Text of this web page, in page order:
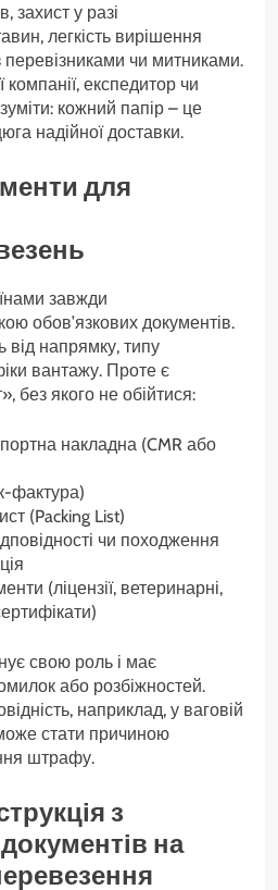
захист у разі
легкість вирішення
перевізниками чи митниками.
експедитор чи
кожний папір – це
надійної доставки.
для
завжди
обов’язкових документів.
від напрямку, типу
вантажу. Проте є
без якого не обійтися:
накладна (CMR або
фактура)
(Packing List)
чи походження
(ліцензії, ветеринарні,
свою роль і має
або розбіжностей.
наприклад, у ваговій
стати причиною
штрафу.
з
на